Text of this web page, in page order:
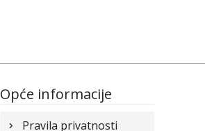
Opće informacije
Pravila privatnosti